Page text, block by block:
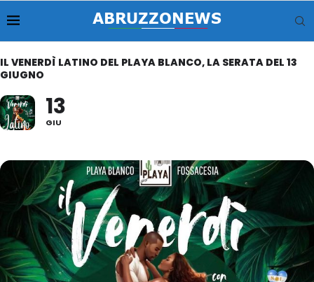
IL VENERDÌ LATINO DEL PLAYA BLANCO, LA SERATA DEL 13
GIUGNO
13
GIU